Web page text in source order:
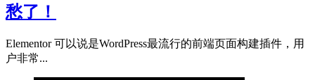
愁了！
Elementor 可以说是WordPress最流行的前端页面构建插件，用
户非常...